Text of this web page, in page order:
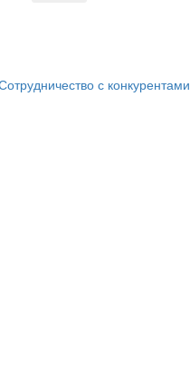
с конкурентами